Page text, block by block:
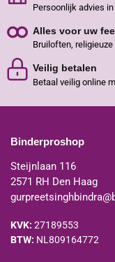
Persoonlijk advies
Alles voor uw
Bruiloften,
Veilig betalen
Betaal veilig online
Binderproshop
Steijnlaan 116
2571 RH Den Haag
KVK: 27189553
BTW: NL809164772